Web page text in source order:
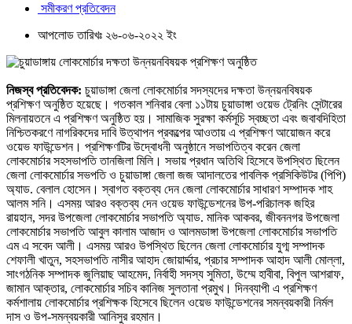
সমীকরণ প্রতিবেদন
আপলোড তারিখঃ ২৬-০৬-২০২২ ইং
নিজস্ব প্রতিবেদক: চুয়াডাঙ্গা জেলা লোকমোর্চার সদস্যদের দক্ষতা উন্নয়নবিষয়ক
প্রশিক্ষণ অনুষ্ঠিত হয়েছে। গতকাল শনিবার বেলা ১১টায় চুয়াডাঙ্গা ওয়েভ ট্রেনিং সেন্টারের
মিলনায়তনে এ প্রশিক্ষণ অনুষ্ঠিত হয়। সামাজিক সুরক্ষা কর্মসূচি স্বচ্ছতা এবং জবাবদিহিতা
নিশ্চিতকরণে নাগরিকদের দাবি উত্থাপন প্রকল্পের আওতায় এ প্রশিক্ষণ আয়োজন করে
ওয়েভ ফাউন্ডেশন। প্রশিক্ষণটির উদ্বোধনী অনুষ্ঠানে সভাপতিত্ব করেন জেলা
লোকমোর্চার সহসভাপতি তানজিলা মিলি। সভায় প্রধান অতিথি হিসেবে উপস্থিত ছিলেন
জেলা লোকমোর্চার সভপতি ও চুয়াডাঙ্গা জেলা জজ আদালতের পাবলিক প্রসিকিউটর (পিপি)
অ্যাড. বেলাল হোসেন। স্বাগত বক্তব্য দেন জেলা লোকমোর্চার সাধারণ সম্পাদক শাহ
আলম সনি। এসময় আরও বক্তব্য দেন ওয়েভ ফাউন্ডেশনের উপ-পরিচালক জহির
রায়হান, সদর উপজেলা লোকমোর্চার সভাপতি অ্যাড. মানিক আকবর, জীবননগর উপজেলা
লোকমোর্চার সভাপতি আবুল কালাম আজাদ ও আলমডাঙ্গা উপজেলা লোকমোর্চার সভাপতি
এম এ সবেদ আলী। এসময় আরও উপস্থিত ছিলেন জেলা লোকমোর্চার যুগ্ম সম্পাদক
শেফালী খাতুন, সহসভাপতি নাসীর আহাদ জোয়ার্দ্দার, প্রচার সম্পাদক আহাদ আলী মোল্লা,
সাংগঠনিক সম্পাদক জুলিয়াছ আহমেদ, নির্বাহী সদস্য সুমিতা, উম্মে হাবীবা, বিপুল আশরাফ,
জামান আক্তার, লোকমোর্চার সচিব কানিজ সুলতানা প্রমুখ। দিনব্যাপী এ প্রশিক্ষণ
কর্মশালায় লোকমোর্চার প্রশিক্ষক হিসেবে ছিলেন ওয়েভ ফাউন্ডেশনের সমন্বয়কারী নির্মল
দাস ও উপ-সমন্বয়কারী আনিসুর রহমান।